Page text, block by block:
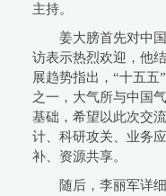
主持。
姜大膀首先对中
访表示热烈欢迎，他
展趋势指出，“十五五
之一，大气所与中国
基础，希望以此次交
计、科研攻关、业务
补、资源共享。
随后，李丽军详